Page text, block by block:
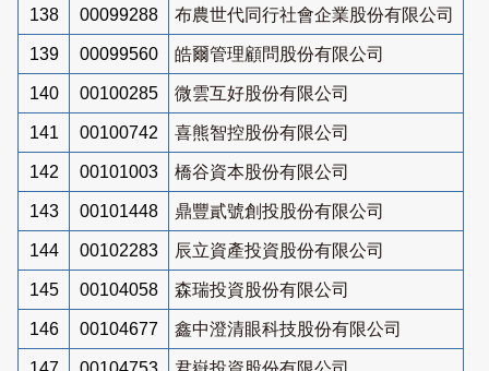
138 00099288 布農世代同行社會企業股份有限公司
139 00099560 皓爾管理顧問股份有限公司
140 00100285 微雲互好股份有限公司
141 00100742 喜熊智控股份有限公司
142 00101003 橋谷資本股份有限公司
143 00101448 鼎豐貳號創投股份有限公司
144 00102283 辰立資產投資股份有限公司
145 00104058 森瑞投資股份有限公司
146 00104677 鑫中澄清眼科技股份有限公司